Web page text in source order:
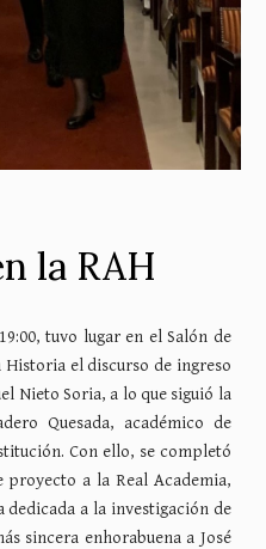
la RAH
tuvo lugar en el Salón de
Historia el discurso de ingreso
Nieto Soria, a lo que siguió la
Quesada, académico de
Con ello, se completó
a la Real Academia,
dedicada a la investigación de
sincera enhorabuena a José